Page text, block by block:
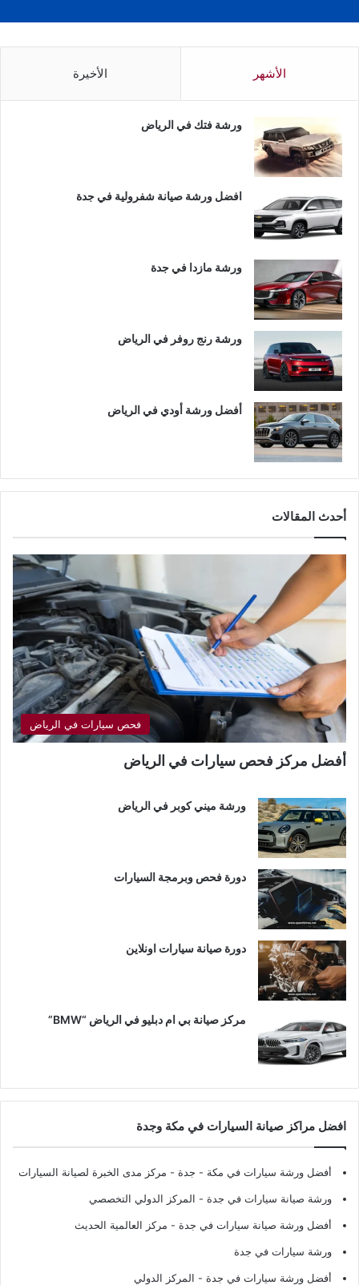
الأشهر الأخيرة
ورشة فتك في الرياض
افضل ورشة صيانة شفرولية في جدة
ورشة مازدا في جدة
ورشة رنج روفر في الرياض
أفضل ورشة أودي في الرياض
أحدث المقالات
فحص سيارات في الرياض
أفضل مركز فحص سيارات في الرياض
ورشة ميني كوبر في الرياض
دورة فحص وبرمجة السيارات
دورة صيانة سيارات اونلاين
مركز صيانة بي ام دبليو في الرياض “BMW”
افضل مراكز صيانة السيارات في مكة وجدة
أفضل ورشة سيارات في مكة - جدة - مركز مدى الخبرة لصيانة السيارات
ورشة صيانة سيارات في جدة - المركز الدولي التخصصي
أفضل ورشة صيانة سيارات في جدة - مركز العالمية الحديث
ورشة سيارات في جدة
أفضل ورشة سيارات في جدة - المركز الدولي